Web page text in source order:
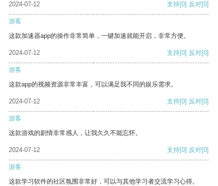
2024-07-12 支持[0] 反对[0]
游客
这款加速器app的操作非常简单，一键加速就能开启，非常方便。
2024-07-12 支持[0] 反对[0]
游客
这款app的视频资源非常丰富，可以满足我不同的娱乐需求。
2024-07-12 支持[0] 反对[0]
游客
这款游戏的剧情非常感人，让我久久不能忘怀。
2024-07-12 支持[0] 反对[0]
游客
这款学习软件的社区氛围非常好，可以与其他学习者交流学习心得。